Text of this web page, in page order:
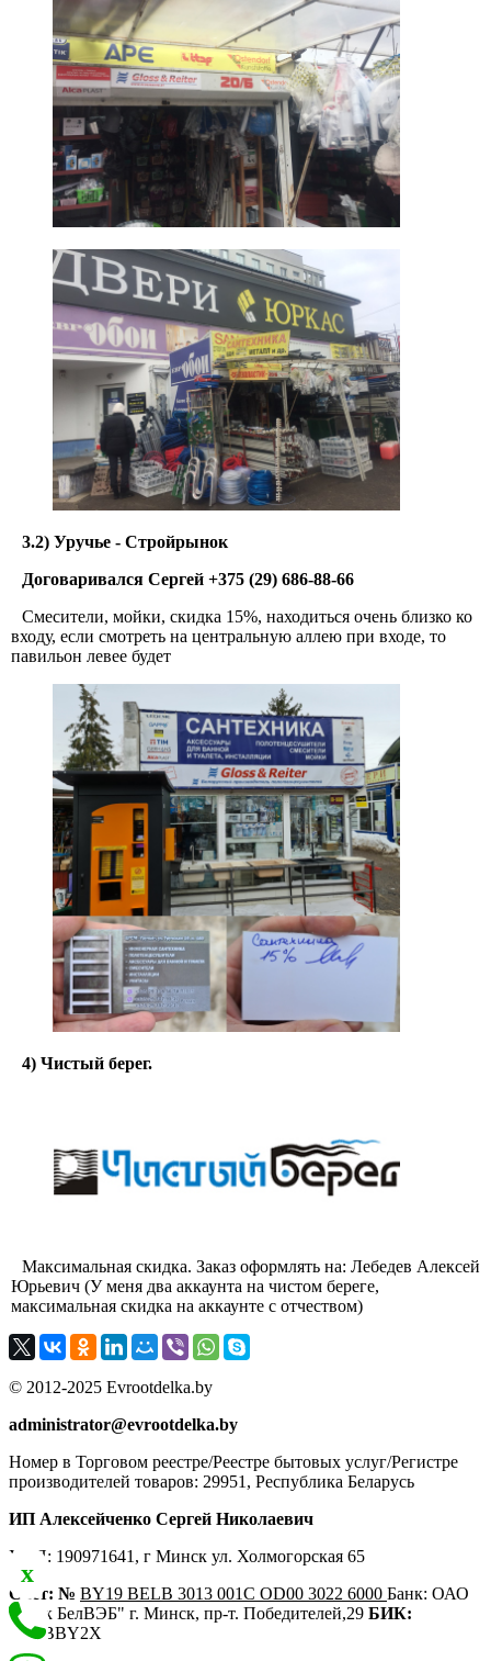
3.2) Уручье - Стройрынок
Договаривался Сергей +375 (29) 686-88-66
Смесители, мойки, скидка 15%, находиться очень близко ко
входу, если смотреть на центральную аллею при входе, то
павильон левее будет
4) Чистый берег.
Максимальная скидка. Заказ оформлять на: Лебедев Алексей
Юрьевич (У меня два аккаунта на чистом береге,
максимальная скидка на аккаунте с отчеством)
x
© 2012-2025 Evrootdelka.by
administrator@evrootdelka.by
Номер в Торговом реестре/Реестре бытовых услуг/Регистре
производителей товаров: 29951, Республика Беларусь
ИП Алексейченко Сергей Николаевич
УНП: 190971641, г Минск ул. Холмогорская 65
Счёт: № BY19 BELB 3013 001C OD00 3022 6000 Банк: ОАО
"Банк БелВЭБ" г. Минск, пр-т. Победителей,29 БИК:
BELBBY2X